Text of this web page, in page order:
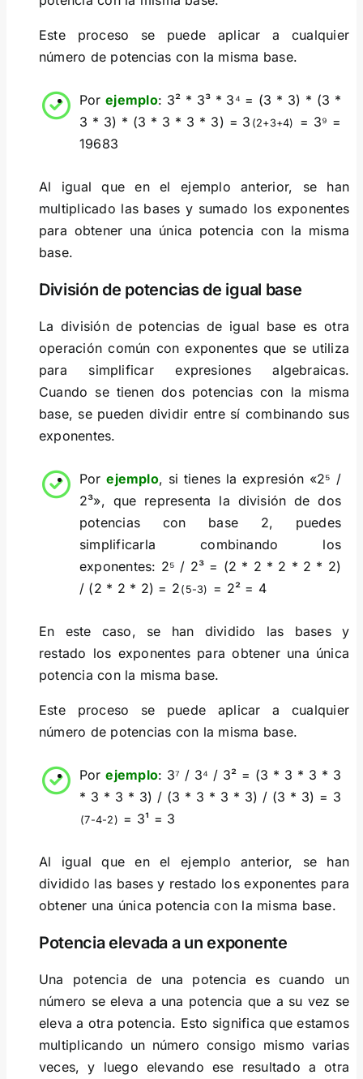
Este proceso se puede aplicar a cualquier
número de potencias con la misma base.
Porejemplo: 3² * 3³ * 3⁴ = (3 * 3) * (3 *
3 * 3) * (3 * 3 * 3 * 3) = 3 (2+3+4)
= 3⁹ =
19683
Al igual que en el ejemplo anterior, se han
multiplicado las bases y sumado los exponentes
para obtener una única potencia con la misma
base.
División de potencias de igual base
La división de potencias de igual base es otra
operación común con exponentes que se utiliza
para simplificar expresiones algebraicas.
Cuando se tienen dos potencias con la misma
base, se pueden dividir entre sí combinando sus
exponentes.
Porejemplo, si tienes la expresión «2⁵ /
2³», que representa la división de dos
potencias con base 2, puedes
simplificarla combinando los
exponentes: 2⁵ / 2³ = (2 * 2 * 2 * 2 * 2)
/ (2 * 2 * 2) = 2 (5-3) = 2² = 4
En este caso, se han dividido las bases y
restado los exponentes para obtener una única
potencia con la misma base.
Este proceso se puede aplicar a cualquier
número de potencias con la misma base.
Porejemplo: 3⁷ / 3⁴ / 3² = (3 * 3 * 3 * 3
* 3 * 3 * 3) / (3 * 3 * 3 * 3) / (3 * 3) = 3
(7-4-2) = 3¹ = 3
Al igual que en el ejemplo anterior, se han
dividido las bases y restado los exponentes para
obtener una única potencia con la misma base.
Potencia elevada a un exponente
Una potencia de una potencia es cuando un
número se eleva a una potencia que a su vez se
eleva a otra potencia. Esto significa que estamos
multiplicando un número consigo mismo varias
veces, y luego elevando ese resultado a otra